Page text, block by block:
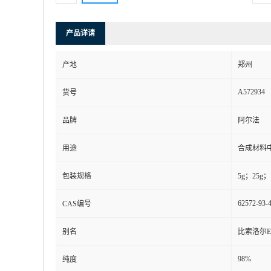
产品详请
产地 郑州
货号 A572934
品牌 阿尔法
用途 合成材料
包装规格 5g；25g
CAS编号 62572-93-4
别名 比索洛尔
纯度 98%